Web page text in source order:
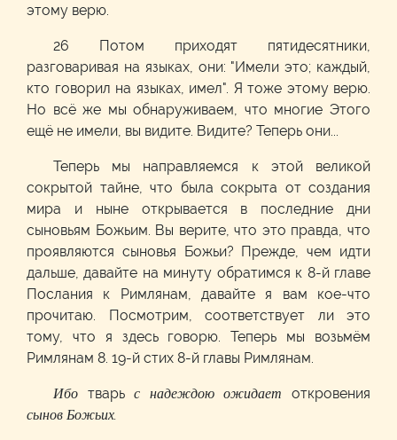
этому верю.
26 Потом приходят пятидесятники,
разговаривая на языках, они: "Имели это; каждый,
кто говорил на языках, имел". Я тоже этому верю.
Но всё же мы обнаруживаем, что многие Этого
ещё не имели, вы видите. Видите? Теперь они...
Теперь мы направляемся к этой великой
сокрытой тайне, что была сокрыта от создания
мира и ныне открывается в последние дни
сыновьям Божьим. Вы верите, что это правда, что
проявляются сыновья Божьи? Прежде, чем идти
дальше, давайте на минуту обратимся к 8-й главе
Послания к Римлянам, давайте я вам кое-что
прочитаю. Посмотрим, соответствует ли это
тому, что я здесь говорю. Теперь мы возьмём
Римлянам 8. 19-й стих 8-й главы Римлянам.
Ибо тварьс надеждою ожидаетоткровения
сынов Божьих.